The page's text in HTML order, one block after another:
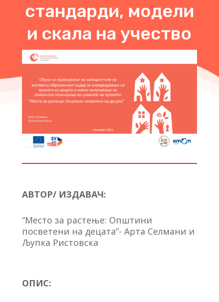
стандарди, модели
и скала на учество
АВТОР/ ИЗДАВАЧ:
“Место за растење: Општини
посветени на децата”- Арта Селмани и
Љупка Ристовска
ОПИС: